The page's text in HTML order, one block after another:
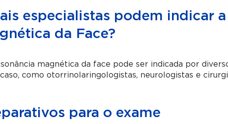
especialistas podem indicar a
da Face?
magnética da face pode ser indicada por
como otorrinolaringologistas, neurologistas e
para o exame